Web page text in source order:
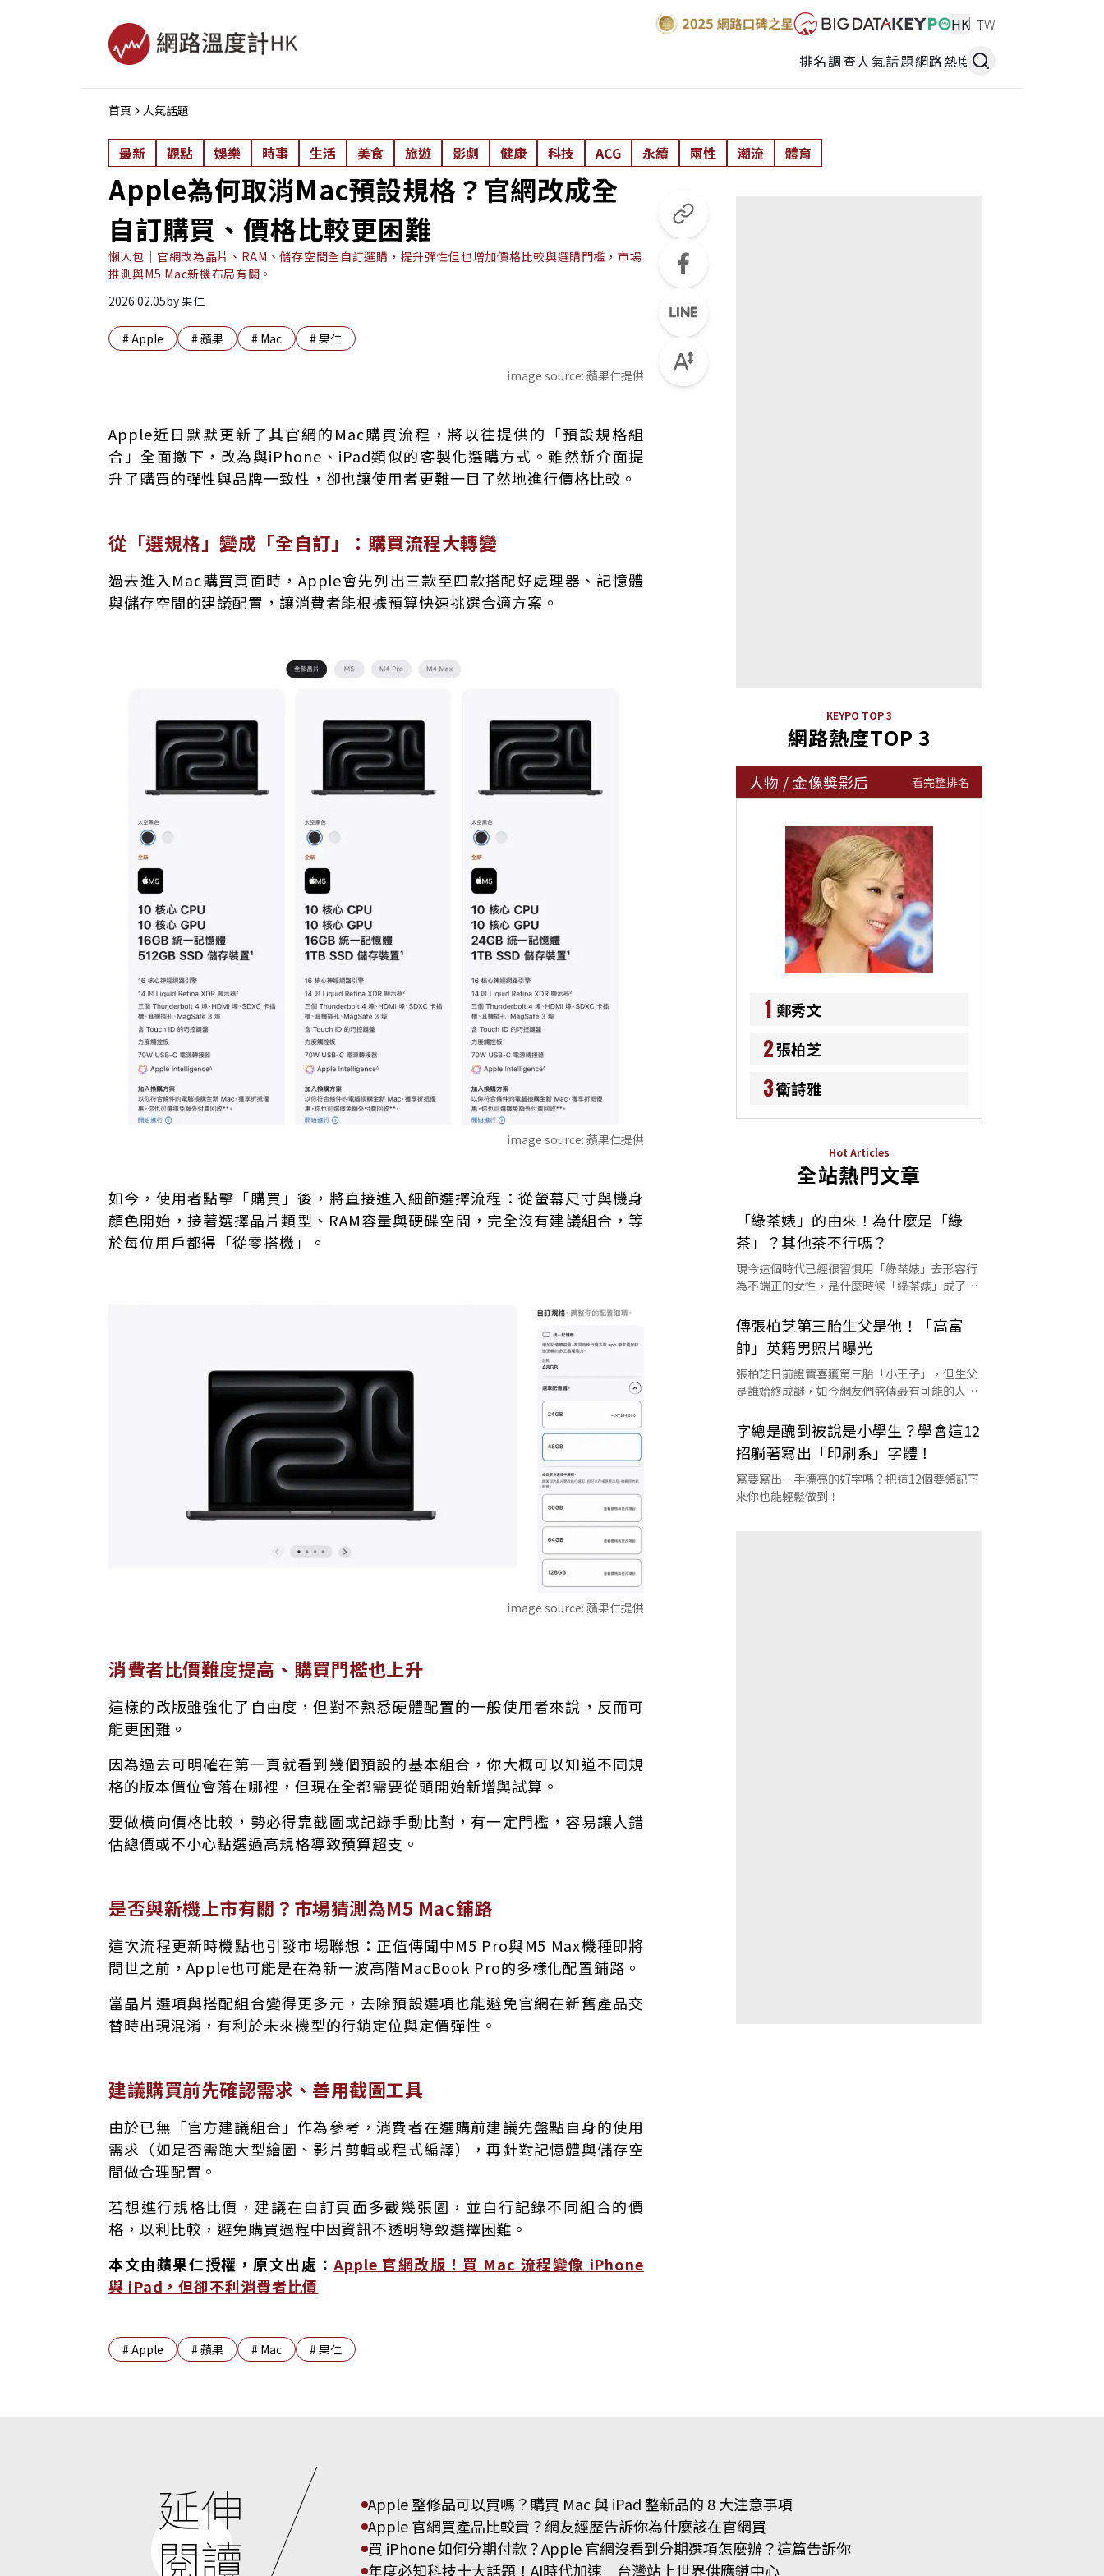
HK TW
排名調查人氣話題網路熱度
首頁 人氣話題
最新 觀點 娛樂 時事 生活 美食 旅遊 影劇 健康 科技 ACG 永續 兩性 潮流 體育
Apple為何取消Mac預設規格？官網改成全
自訂購買、價格比較更困難
懶人包｜官網改為晶片、RAM、儲存空間全自訂選購，提升彈性但也增加價格比較與選購門檻，市場
推測與M5 Mac新機布局有關。
2026.02.05by果仁
#Apple #蘋果 # Mac #果仁
image source: 蘋果仁提供
從「選規格」變成「全自訂」：購買流程大轉變
消費者比價難度提高、購買門檻也上升
是否與新機上市有關？市場猜測為M5 Mac鋪路
建議購買前先確認需求、善用截圖工具
Apple近日默默更新了其官網的Mac購買流程，將以往提供的「預設規格組
合」全面撤下，改為與iPhone、iPad類似的客製化選購方式。雖然新介面提
升了購買的彈性與品牌一致性，卻也讓使用者更難一目了然地進行價格比較。
從「選規格」變成「全自訂」：購買流程大轉變
過去進入Mac購買頁面時，Apple會先列出三款至四款搭配好處理器、記憶體
與儲存空間的建議配置，讓消費者能根據預算快速挑選合適方案。
image source: 蘋果仁提供
如今，使用者點擊「購買」後，將直接進入細節選擇流程：從螢幕尺寸與機身
顏色開始，接著選擇晶片類型、RAM容量與硬碟空間，完全沒有建議組合，等
於每位用戶都得「從零搭機」。
image source: 蘋果仁提供
消費者比價難度提高、購買門檻也上升
這樣的改版雖強化了自由度，但對不熟悉硬體配置的一般使用者來說，反而可
能更困難。
因為過去可明確在第一頁就看到幾個預設的基本組合，你大概可以知道不同規
格的版本價位會落在哪裡，但現在全都需要從頭開始新增與試算。
要做橫向價格比較，勢必得靠截圖或記錄手動比對，有一定門檻，容易讓人錯
估總價或不小心點選過高規格導致預算超支。
是否與新機上市有關？市場猜測為M5 Mac鋪路
這次流程更新時機點也引發市場聯想：正值傳聞中M5 Pro與M5 Max機種即將
問世之前，Apple也可能是在為新一波高階MacBook Pro的多樣化配置鋪路。
當晶片選項與搭配組合變得更多元，去除預設選項也能避免官網在新舊產品交
替時出現混淆，有利於未來機型的行銷定位與定價彈性。
建議購買前先確認需求、善用截圖工具
由於已無「官方建議組合」作為參考，消費者在選購前建議先盤點自身的使用
需求（如是否需跑大型繪圖、影片剪輯或程式編譯），再針對記憶體與儲存空
間做合理配置。
若想進行規格比價，建議在自訂頁面多截幾張圖，並自行記錄不同組合的價
格，以利比較，避免購買過程中因資訊不透明導致選擇困難。
本文由蘋果仁授權，原文出處：Apple 官網改版！買 Mac 流程變像 iPhone
與 iPad，但卻不利消費者比價
#Apple #蘋果 # Mac #果仁
KEYPO TOP 3
網路熱度TOP 3
人物 /金像獎影后 看完整排名
1 鄭秀文
2張柏芝
3衛詩雅
Hot Articles
全站熱門文章
「綠茶婊」的由來！為什麼是「綠
茶」？其他茶不行嗎？
現今這個時代已經很習慣用「綠茶婊」去形容行
為不端正的女性，是什麼時候「綠茶婊」成了罵
傳張柏芝第三胎生父是他！「高富
帥」英籍男照片曝光
張柏芝日前證實喜獲第三胎「小王子」，但生父
是誰始終成謎，如今網友們盛傳最有可能的人選
字總是醜到被說是小學生？學會這12
招躺著寫出「印刷系」字體！
寫要寫出一手漂亮的好字嗎？把這12個要領記下
來你也能輕鬆做到！
延伸
閱讀
Apple 整修品可以買嗎？購買 Mac 與 iPad 整新品的 8 大注意事項
Apple 官網買產品比較貴？網友經歷告訴你為什麼該在官網買
買 iPhone 如何分期付款？Apple 官網沒看到分期選項怎麼辦？這篇告訴你
年度必知科技十大話題！AI時代加速 台灣站上世界供應鏈中心